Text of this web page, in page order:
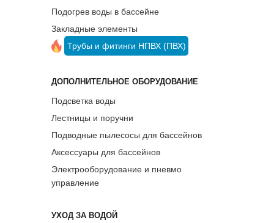
Подогрев воды в бассейне
Закладные элементы
Трубы и фитинги НПВХ (ПВХ)
ДОПОЛНИТЕЛЬНОЕ ОБОРУДОВАНИЕ
Подсветка воды
Лестницы и поручни
Подводные пылесосы для бассейнов
Аксессуары для бассейнов
Электрооборудование и пневмо
управление
УХОД ЗА ВОДОЙ